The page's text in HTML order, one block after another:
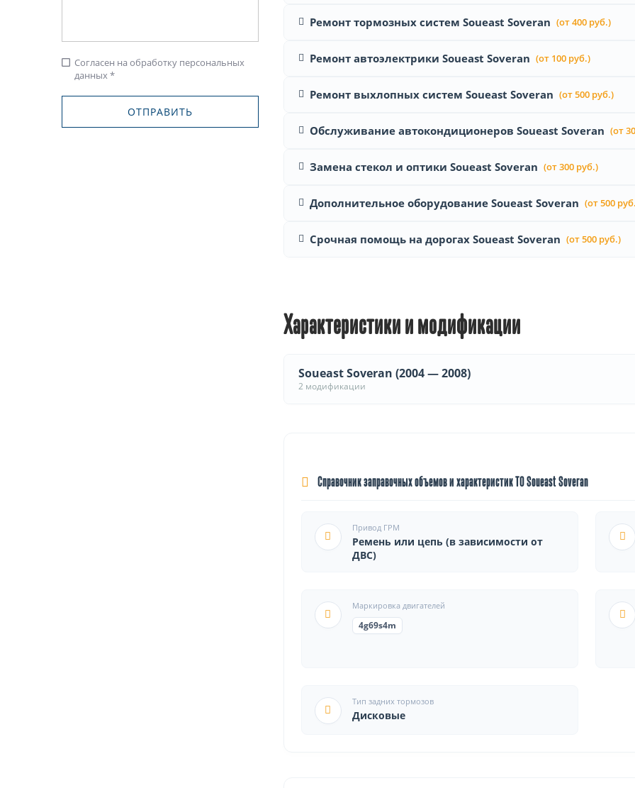
Ремонт тормозных систем Soueast Soveran (от 400 руб.)
Ремонт автоэлектрики Soueast Soveran (от 100 руб.)
Ремонт выхлопных систем Soueast Soveran (от 500 руб.)
Обслуживание автокондиционеров Soueast Soveran (от
Замена стекол и оптики Soueast Soveran (от 300 руб.)
Дополнительное оборудование Soueast Soveran (от 500
Срочная помощь на дорогах Soueast Soveran (от 500 руб.)
Характеристики и модификации
Soueast Soveran (2004 — 2008)
2 модификации
Справочник заправочных объемов и характеристик ТО Soueast Soveran
Привод ГРМ
Ремень или цепь (в зависимости от
ДВС)
Маркировка двигателей
4g69s4m
Тип задних тормозов
Дисковые
check_box_outline_blank Согласен на обработку персональных
данных *